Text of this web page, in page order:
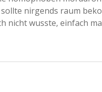
nirgends raum
nicht wusste, einfach